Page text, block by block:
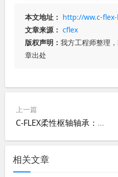
本文地址： http://ww.c-
文章来源： cflex
版权声明： 我方工程师整理
章出处
上一篇
C-FLEX柔性枢轴轴承：协作机器人与人机协同作业中的选型与参数实践
相关文章